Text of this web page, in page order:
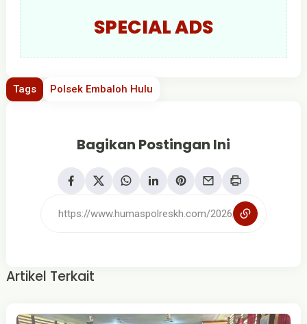
SPECIAL ADS
Tags Polsek Embaloh Hulu
Bagikan Postingan Ini
Artikel Terkait